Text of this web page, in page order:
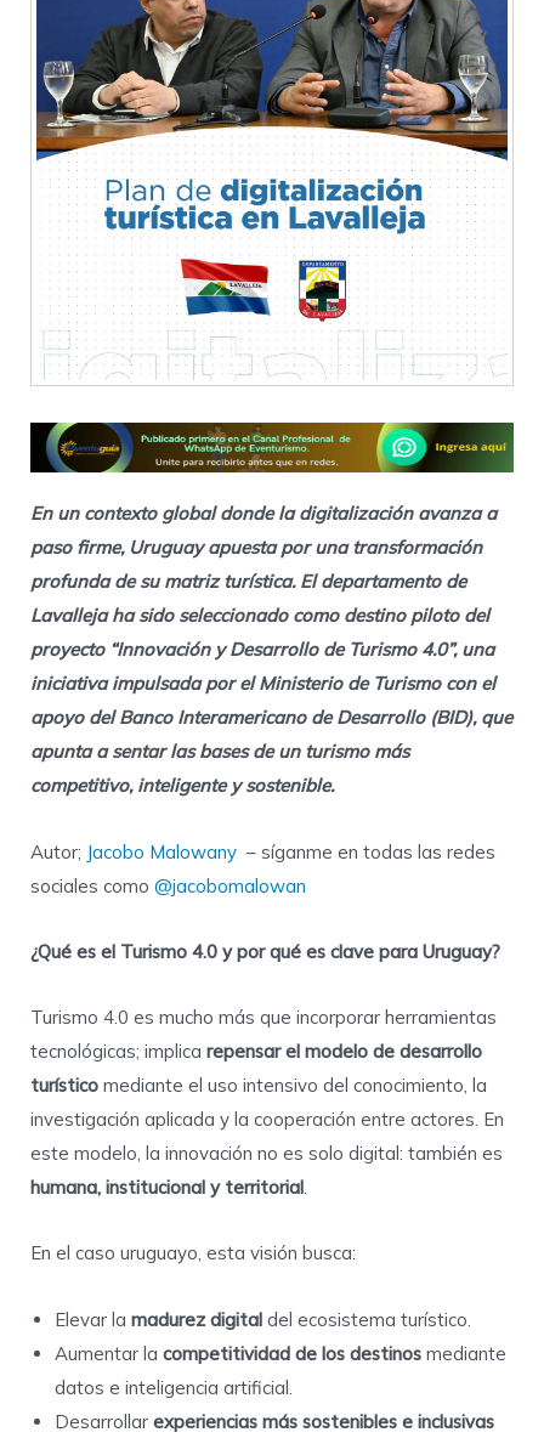
En un contexto global donde la digitalización avanza a
paso firme, Uruguay apuesta por una transformación
profunda de su matriz turística. El departamento de
Lavallejaha sido seleccionado como destino pilotodel
proyecto “Innovación y Desarrollo de Turismo 4.0”, una
iniciativa impulsada por elMinisterio de Turismocon el
apoyo del Banco Interamericano de Desarrollo (BID), que
apunta a sentar las bases de un turismo más
competitivo, inteligente y sostenible.
Autor; Jacobo Malowany – síganme en todas las redes
sociales como @jacobomalowan
¿Qué es el Turismo 4.0 y por qué es clave para Uruguay?
Turismo 4.0 es mucho más que incorporar herramientas
tecnológicas; implica repensar el modelo de desarrollo
turístico mediante el uso intensivo del conocimiento, la
investigación aplicada y la cooperación entre actores. En
este modelo, la innovación no es solo digital: también es
humana, institucional y territorial.
En el caso uruguayo, esta visión busca:
Elevar la madurez digital del ecosistema turístico.
Aumentar la competitividad de los destinos mediante
datos e inteligencia artificial.
Desarrollar experiencias más sostenibles e inclusivas